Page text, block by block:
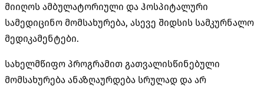
მიიღოს ამბულატორიული და ჰოსპიტალური
სამედიცინო მომსახურება, ასევე შიდსის სამკურნალო
მედიკამენტები.
სახელმწიფო პროგრამით გათვალისწინებული
მომსახურება ანაზღაურდება სრულად და არ